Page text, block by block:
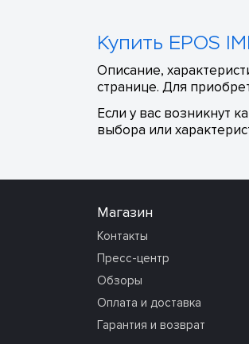
Купить EPOS
Описание,
странице. Для
Если у вас возникнут
выбора или
Магазин
Контакты
Пресс-центр
Обзоры
Оплата и доставка
Гарантия и возврат